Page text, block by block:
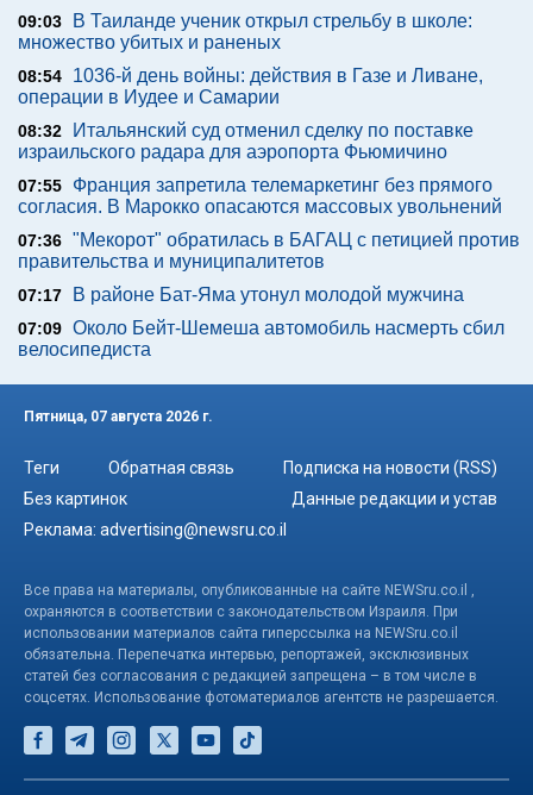
09:03
В Таиланде ученик открыл стрельбу в школе:
множество убитых и раненых
08:54
1036-й день войны: действия в Газе и Ливане,
операции в Иудее и Самарии
08:32
Итальянский суд отменил сделку по поставке
израильского радара для аэропорта Фьюмичино
07:55
Франция запретила телемаркетинг без прямого
согласия. В Марокко опасаются массовых увольнений
07:36 "Мекорот" обратилась в БАГАЦ с петицией против
правительства и муниципалитетов
07:17 В районе Бат-Яма утонул молодой мужчина
07:09 Около Бейт-Шемеша автомобиль насмерть сбил
велосипедиста
Пятница, 07 августа 2026 г.
Теги Обратная связь
Подписка на новости (RSS)
Без картинок
Данные редакции и устав
Реклама: advertising@newsru.co.il
Все права на материалы, опубликованные на сайте NEWSru.co.il ,
охраняются в соответствии с законодательством Израиля. При
использовании материалов сайта гиперссылка на NEWSru.co.il
обязательна. Перепечатка интервью, репортажей, эксклюзивных
статей без согласования с редакцией запрещена – в том числе в
соцсетях. Использование фотоматериалов агентств не разрешается.